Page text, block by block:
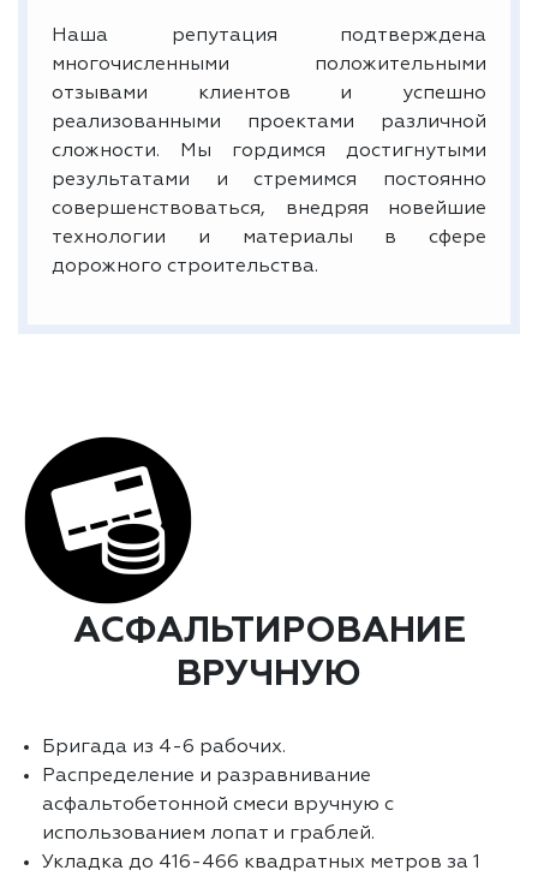
Наша репутация подтверждена
многочисленными положительными
отзывами клиентов и успешно
реализованными проектами различной
сложности. Мы гордимся достигнутыми
результатами и стремимся постоянно
совершенствоваться, внедряя новейшие
технологии и материалы в сфере
дорожного строительства.
АСФАЛЬТИРОВАНИЕ
ВРУЧНУЮ
Бригада из 4-6 рабочих.
Распределение и разравнивание
асфальтобетонной смеси вручную с
использованием лопат и граблей.
Укладка до 416-466 квадратных метров за 1